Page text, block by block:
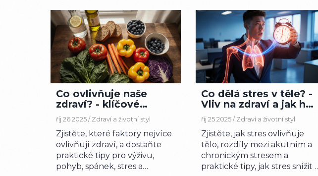
Co ovlivňuje naše
zdraví? - klíčové
faktory a praktické
tipy
říj 26 2025 / Zdraví a životní styl
Zjistěte, které faktory nejvíce
ovlivňují zdraví, a dostaňte
praktické tipy pro výživu,
pohyb, spánek, stres a
Co dělá stres v těle? -
Vliv na zdraví a jak ho
zvládnout
říj 25 2025 / Zdraví a životní styl
Zjistěte, jak stres ovlivňuje
tělo, rozdíly mezi akutním a
chronickým stresem a
praktické tipy, jak stres snížit a